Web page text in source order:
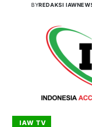
BYREDAKSI
IAW TV